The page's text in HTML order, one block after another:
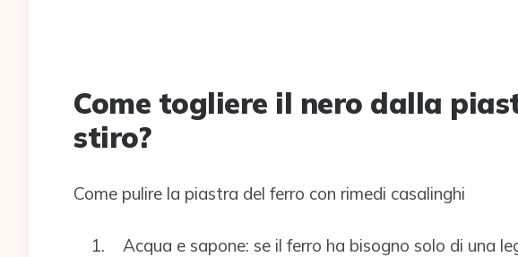
Come togliere il nero dalla
stiro?
Come pulire la piastra del ferro con rimedi casalinghi
Acqua e sapone: se il ferro ha bisogno solo di una